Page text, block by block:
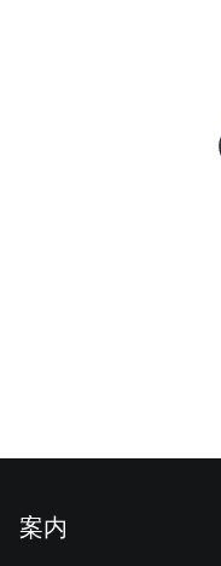
案内